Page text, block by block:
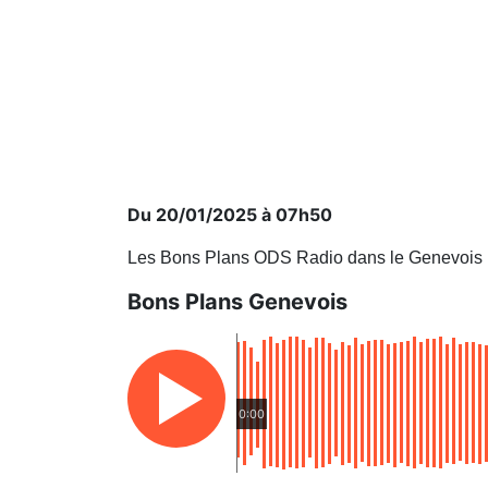
Du 20/01/2025 à 07h50
Les Bons Plans ODS Radio dans le Genevois
Bons Plans Genevois
0:00